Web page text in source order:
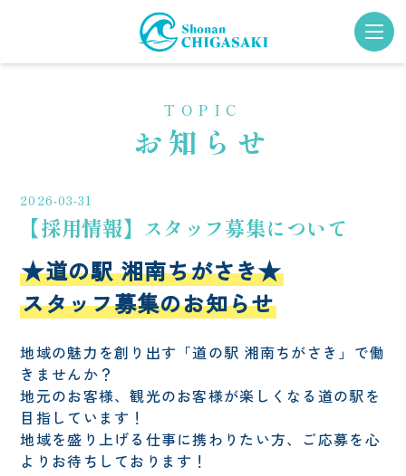
トップページ
FACILITY
施設について
買う
食べる アクセス
PLAY FIELD CONTACT
GATHER
集う
Choice! CHIGASAKI
チョイス茅ヶ崎
RECRUIT
求人情報
TOPIC
お知らせ
2026-03-31
【採用情報】スタッフ募集について
★道の駅 湘南ちがさき★
スタッフ募集のお知らせ
地域の魅力を創り出す「道の駅 湘南ちがさき」で働
きませんか？
地元のお客様、観光のお客様が楽しくなる道の駅を
目指しています！
地域を盛り上げる仕事に携わりたい方、ご応募を心
よりお待ちしております！